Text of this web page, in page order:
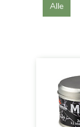
Alle